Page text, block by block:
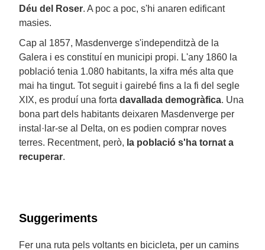
Déu del Roser. A poc a poc, s'hi anaren edificant
masies.
Cap al 1857, Masdenverge s'independitzà de la
Galera i es constituí en municipi propi. L'any 1860 la
població tenia 1.080 habitants, la xifra més alta que
mai ha tingut. Tot seguit i gairebé fins a la fi del segle
XIX, es produí una forta davallada demogràfica. Una
bona part dels habitants deixaren Masdenverge per
instal·lar-se al Delta, on es podien comprar noves
terres. Recentment, però, la població s'ha tornat a
recuperar.
Suggeriments
Fer una ruta pels voltants en bicicleta, per un camins